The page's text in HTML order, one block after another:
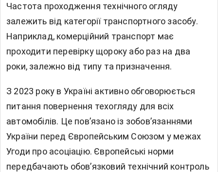
Частота проходження технічного огляду
залежить від категорії транспортного засобу.
Наприклад, комерційний транспорт має
проходити перевірку щороку або раз на два
роки, залежно від типу та призначення.
З 2023 року в Україні активно обговорюється
питання повернення техогляду для всіх
автомобілів. Це пов’язано із зобов’язаннями
України перед Європейським Союзом у межах
Угоди про асоціацію. Європейські норми
передбачають обов’язковий технічний контроль